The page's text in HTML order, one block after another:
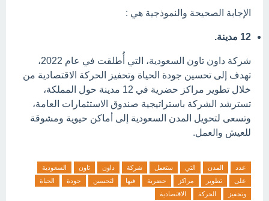
الإجابة الصحيحة والنموذجية هي :
12 مدينة.
شركة داون تاون السعودية، التي أُطلقت في عام 2022،
تهدف إلى تحسين جودة الحياة وتحفيز الحركة الاقتصادية من
خلال تطوير مراكز حضرية في 12 مدينة حول المملكة،
تسترشد الشركة باستراتيجية صندوق الاستثمارات العامة،
وتسعى لتحويل المدن السعودية إلى أماكن حيوية ومشوقة
للعيش والعمل.
عدد المدن التي ستعمل شركة داون تاون
السعودية
على
تطوير مراكز حضرية فيها لتحسين جودة
الحياة
وتحفيز
الحركة الاقتصادية